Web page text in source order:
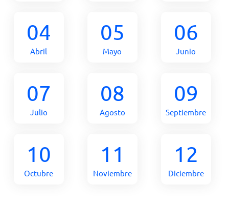
04
Abril
05
Mayo
06
Junio
07
Julio
08
Agosto
09
Septiembre
10
Octubre
11
Noviembre
12
Diciembre